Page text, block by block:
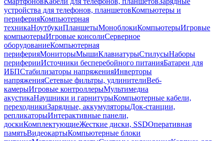
устройства для телефонов, планшетовКомпьютеры и
периферияКомпьютерная
техникаНоутбукиПланшетыМоноблокиКомпьютерыИгровые
компьютерыИгровые консолиСерверное
оборудованиеКомпьютерная
периферияМониторыМышиКлавиатурыСтилусыНаборы
периферииИсточники бесперебойного питанияБатареи для
ИБПСтабилизаторы напряженияИнверторы
напряженияСетевые фильтры, удлинителиВеб-
камерыИгровые контроллерыМультимедиа
акустикаНаушники и гарнитурыКомпьютерные кабели,
переходникиЗарядные, аккумуляторыДок-станции,
репликаторыИнтерактивные панели,
доскиКомплектующиеЖесткие диски, SSDОперативная
памятьВидеокартыКомпьютерные блоки